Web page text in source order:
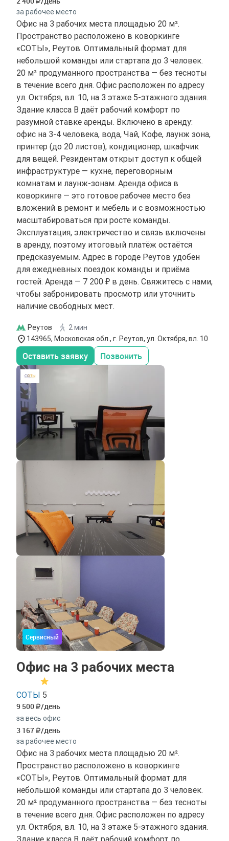
за рабочее место
Офис на 3 рабочих места площадью 20 м².
Пространство расположено в коворкинге
«СОТЫ», Реутов. Оптимальный формат для
небольшой команды или стартапа до 3 человек.
20 м² продуманного пространства — без тесноты
в течение всего дня. Офис расположен по адресу
ул. Октября, вл. 10, на 3 этаже 5-этажного здания.
Здание класса B даёт рабочий комфорт по
разумной ставке аренды. Включено в аренду:
офис на 3-4 человека, вода, Чай, Кофе, лаунж зона,
принтер (до 20 листов), кондиционер, шкафчик
для вещей. Резидентам открыт доступ к общей
инфраструктуре — кухне, переговорным
комнатам и лаунж-зонам. Аренда офиса в
коворкинге — это готовое рабочее место без
вложений в ремонт и мебель и с возможностью
масштабироваться при росте команды.
Эксплуатация, электричество и связь включены
в аренду, поэтому итоговый платёж остаётся
предсказуемым. Адрес в городе Реутов удобен
для ежедневных поездок команды и приёма
гостей. Аренда — 7 200 ₽ в день. Свяжитесь с нами,
чтобы забронировать просмотр или уточнить
наличие свободных мест.
Реутов
2 мин
143965, Московская обл., г. Реутов, ул. Октября, вл. 10
Оставить заявку Позвонить
Сервисный
Офис на 3 рабочих места
СОТЫ 5
9 500 /день
за весь офис
3 167 /день
за рабочее место
Офис на 3 рабочих места площадью 20 м².
Пространство расположено в коворкинге
«СОТЫ», Реутов. Оптимальный формат для
небольшой команды или стартапа до 3 человек.
20 м² продуманного пространства — без тесноты
в течение всего дня. Офис расположен по адресу
ул. Октября, вл. 10, на 3 этаже 5-этажного здания.
Здание класса B даёт рабочий комфорт по